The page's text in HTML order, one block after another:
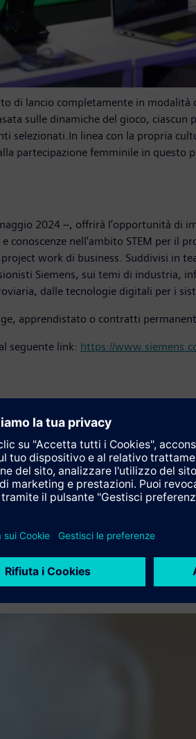
di lancio completamente in
sulle dinamiche del gioco,
selezionati.In linea con la propria
partecipazione femminile in
2024 –, offrirà l’opportunità
conoscenze nell’ambito STEM per
work di business. Suddivisi in
Siemens, sui temi di industria,
dalle tecnologie digitali per i
apprendistato o contratti
seguente link: https://